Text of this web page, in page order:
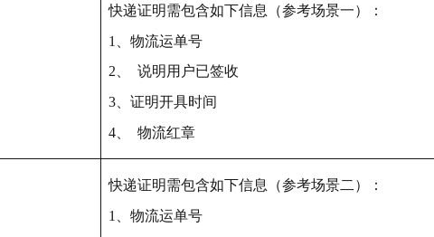
快递证明需包含如下信息（参考场景一）：
1、物流运单号
2、 说明用户已签收
3、证明开具时间
4、 物流红章
快递证明需包含如下信息（参考场景二）：
1、物流运单号